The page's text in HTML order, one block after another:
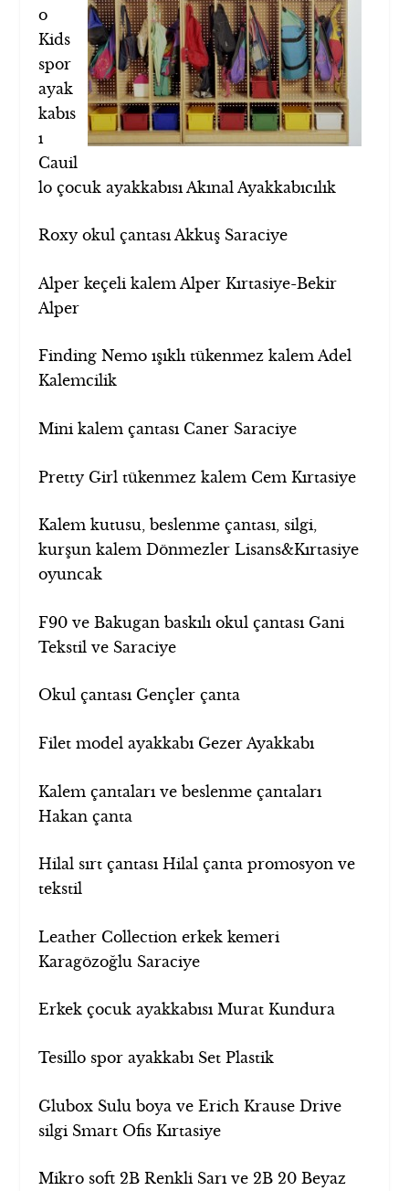
o
Kids
spor
ayak
kabıs
ı
Cauil
lo çocuk ayakkabısı Akınal Ayakkabıcılık
Roxy okul çantası Akkuş Saraciye
Alper keçeli kalem Alper Kırtasiye-Bekir
Alper
Finding Nemo ışıklı tükenmez kalem Adel
Kalemcilik
Mini kalem çantası Caner Saraciye
Pretty Girl tükenmez kalem Cem Kırtasiye
Kalem kutusu, beslenme çantası, silgi,
kurşun kalem Dönmezler Lisans&Kırtasiye
oyuncak
F90 ve Bakugan baskılı okul çantası Gani
Tekstil ve Saraciye
Okul çantası Gençler çanta
Filet model ayakkabı Gezer Ayakkabı
Kalem çantaları ve beslenme çantaları
Hakan çanta
Hilal sırt çantası Hilal çanta promosyon ve
tekstil
Leather Collection erkek kemeri
Karagözoğlu Saraciye
Erkek çocuk ayakkabısı Murat Kundura
Tesillo spor ayakkabı Set Plastik
Glubox Sulu boya ve Erich Krause Drive
silgi Smart Ofis Kırtasiye
Mikro soft 2B Renkli Sarı ve 2B 20 Beyaz